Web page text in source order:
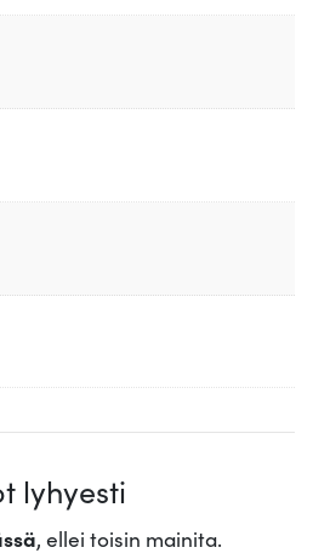
lyhyesti
, ellei toisin mainita.